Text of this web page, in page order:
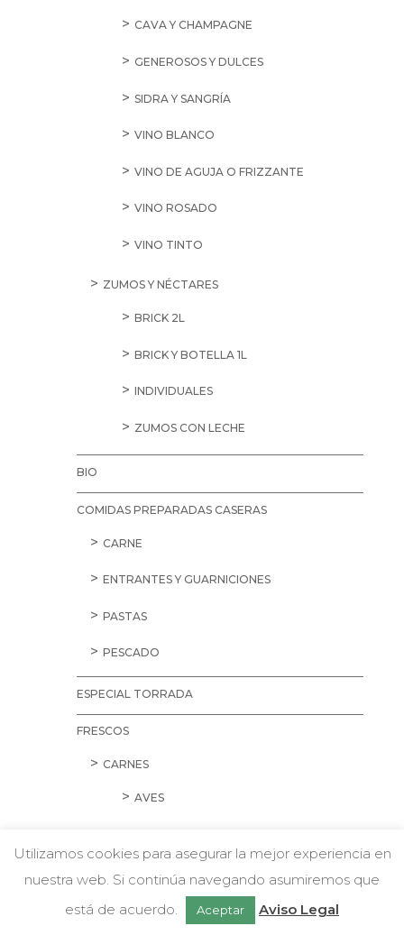
CAVA Y CHAMPAGNE
GENEROSOS Y DULCES
SIDRA Y SANGRÍA
VINO BLANCO
VINO DE AGUJA O FRIZZANTE
VINO ROSADO
VINO TINTO
ZUMOS Y NÉCTARES
BRICK 2L
BRICK Y BOTELLA 1L
INDIVIDUALES
ZUMOS CON LECHE
BIO
COMIDAS PREPARADAS CASERAS
CARNE
ENTRANTES Y GUARNICIONES
PASTAS
PESCADO
ESPECIAL TORRADA
FRESCOS
CARNES
AVES
CORDERO Y CONEJO
w Chatea con nosotros
Utilizamos cookies para asegurar la mejor experiencia en
nuestra web. Si continúa navegando asumiremos que
está de acuerdo.
Aceptar Aviso Legal